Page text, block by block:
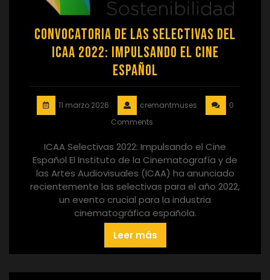
Convocatoria de las Selectivas del
ICAA 2022: Impulsando el Cine
Español
11 marzo 2026 cremantmuses
0
Comments
ICAA Selectivas 2022: Impulsando el Cine
Español El Instituto de la Cinematografía y de
las Artes Audiovisuales (ICAA) ha anunciado
recientemente las selectivas para el año 2022,
un evento crucial para la industria
cinematográfica española.
Leer más